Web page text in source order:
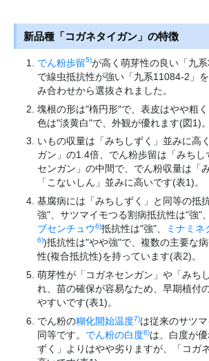
新品種「コガネタイガン」の特徴
でん粉歩留5)が高く萌芽性の良い「九
で線虫抵抗性が強い「九系11084-2」
み合わせから選抜されました。
塊根の形は"楕円形"で、表皮はやや粗
色は"淡黄白"で、外観が優れます(図1)。
いもの収量は「みちしずく」並みに高
ガン」の1.4倍、でん粉歩留は「みちし
センガン」の中間で、でん粉収量は「
「こないしん」並みに高いです(表1)。
基腐病には「みちしずく」と同等の抵
強"、サツマイモつる割病抵抗性は"強"、
ブセンチュウ6)抵抗性は"強"、 ミナミネ
6))抵抗性は"やや強"で、複数の主要な
性(複合抵抗性)を持っています(表2)。
萌芽性が「コガネセンガン」や「みち
れ、苗の確保が容易なため、早期植付
やすいです(表1)。
でん粉の糊化開始温度7)は従来のサツ
同等です。 でん粉の白度8)は、白度が
ずく」よりはやや劣りますが、「コガ